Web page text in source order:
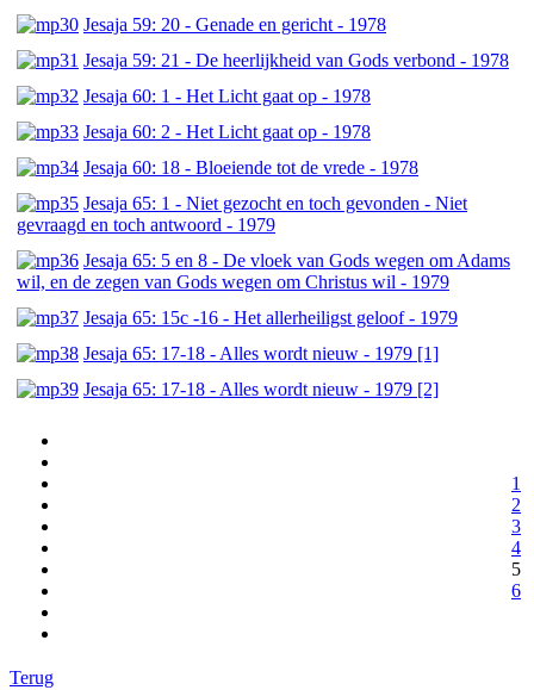
Jesaja 59: 20 - Genade en gericht - 1978
Jesaja 59: 21 - De heerlijkheid van Gods verbond - 1978
Jesaja 60: 1 - Het Licht gaat op - 1978
Jesaja 60: 2 - Het Licht gaat op - 1978
Jesaja 60: 18 - Bloeiende tot de vrede - 1978
Jesaja 65: 1 - Niet gezocht en toch gevonden - Niet
gevraagd en toch antwoord - 1979
Jesaja 65: 5 en 8 - De vloek van Gods wegen om Adams
wil, en de zegen van Gods wegen om Christus wil - 1979
Jesaja 65: 15c -16 - Het allerheiligst geloof - 1979
Jesaja 65: 17-18 - Alles wordt nieuw - 1979 [1]
Jesaja 65: 17-18 - Alles wordt nieuw - 1979 [2]
1
2
3
4
5
6
Terug